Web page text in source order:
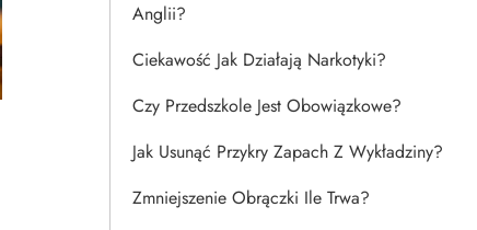
Anglii?
Ciekawość Jak Działają Narkotyki?
Czy Przedszkole Jest Obowiązkowe?
Jak Usunąć Przykry Zapach Z Wykładziny?
Zmniejszenie Obrączki Ile Trwa?